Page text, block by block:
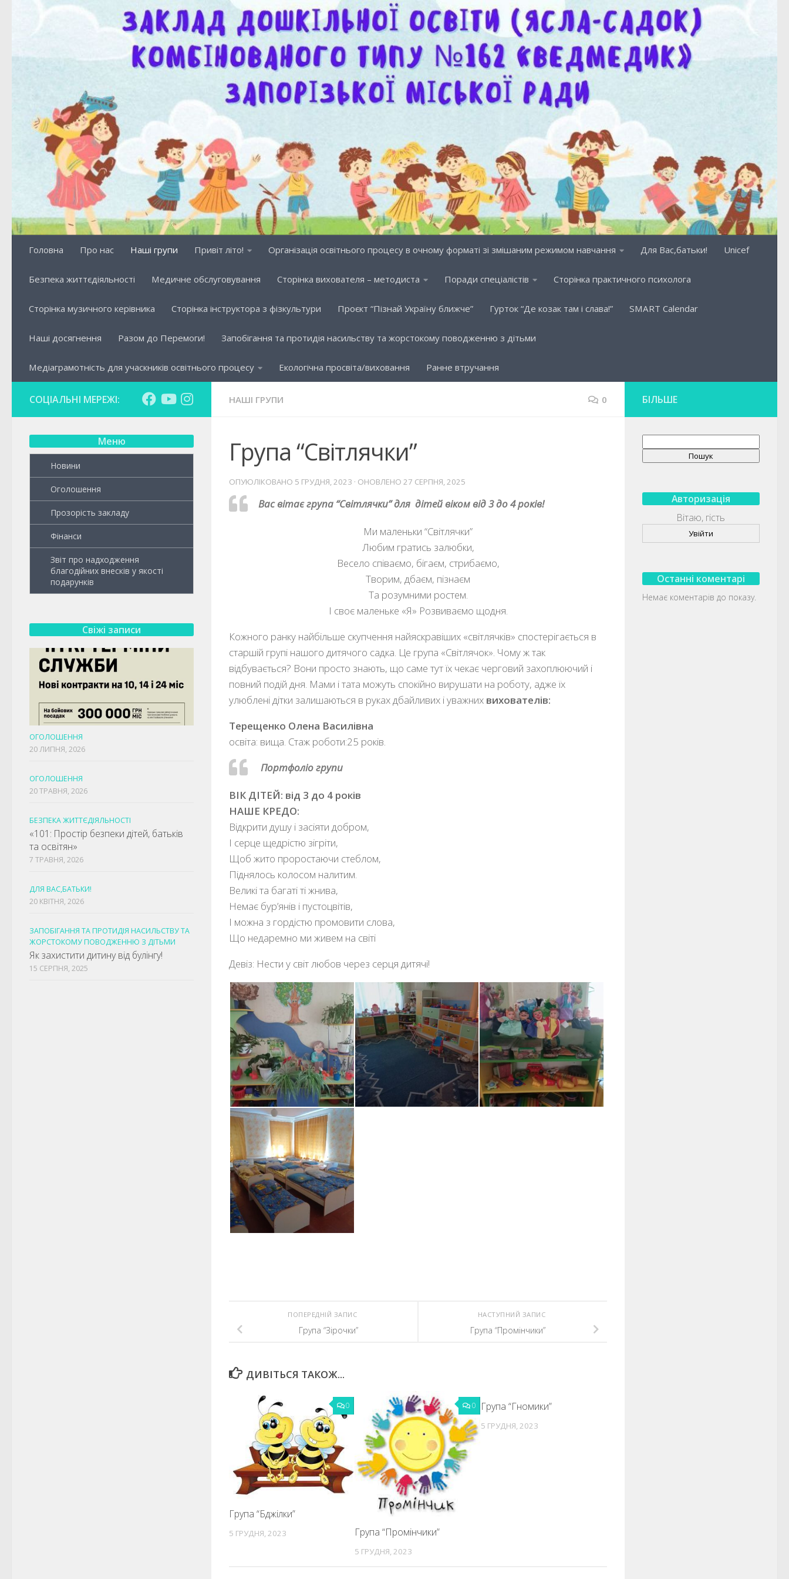
Головна Про нас Наші групи Привіт літо! Організація освітнього процесу в очному форматі зі змішаним режимом навчання Для Вас,батьки! Unicef
Безпека життєдіяльності Медичне обслуговування Сторінка вихователя – методиста Поради спеціалістів Сторінка практичного психолога
Сторінка музичного керівника Сторінка інструктора з фізкультури Проєкт “Пізнай Україну ближче” Гурток “Де козак там і слава!” SMART Сalendar
Наші досягнення Разом до Перемоги! Запобігання та протидія насильству та жорстокому поводженню з дітьми
Медіаграмотність для учаскників освітнього процесу Eкологічна просвіта/виховання Ранне втручання
НАШІ ГРУПИ 0
Група “Світлячки”
ОПУЮЛІКОВАНО 5 ГРУДНЯ, 2023 · ОНОВЛЕНО 27 СЕРПНЯ, 2025
Вас вітає група “Світлячки” для дітей віком від 3 до 4 років!
Ми маленьки “Світлячки”
Любим гратись залюбки,
Весело співаємо, бігаєм, стрибаємо,
Творим, дбаєм, пізнаєм
Та розумними ростем.
І своє маленьке «Я» Розвиваємо щодня.
Кожного ранку найбільше скупчення найяскравіших «світлячків» спостерігається в
старшій групі нашого дитячого садка. Це група «Світлячок». Чому ж так
відбувається? Вони просто знають, що саме тут їх чекає черговий захоплюючий і
повний подій дня. Мами і тата можуть спокійно вирушати на роботу, адже їх
улюблені дітки залишаються в руках дбайливих і уважних вихователів:
Терещенко Олена Василівна
освіта: вища. Стаж роботи:25 років.
Портфоліо групи
ВІК ДІТЕЙ: від 3 до 4 років
НАШЕ КРЕДО:
Відкрити душу і засіяти добром,
І серце щедрістю зігріти,
Щоб жито проростаючи стеблом,
Піднялось колосом налитим.
Великі та багаті ті жнива,
Немає бур’янів і пустоцвітів,
І можна з гордістю промовити слова,
Що недаремно ми живем на світі
Девіз: Нести у світ любов через серця дитячі!
НАСТУПНИЙ ЗАПИС
Група “Промінчики”
ПОПЕРЕДНІЙ ЗАПИС
Група “Зірочки”
ДИВІТЬСЯ ТАКОЖ...
0
Група “Бджілки”
5 ГРУДНЯ, 2023
0
Група “Промінчики”
5 ГРУДНЯ, 2023
Група “Гномики”
5 ГРУДНЯ, 2023
СОЦІАЛЬНІ МЕРЕЖІ:
Меню
Новини
Оголошення
Прозорість закладу
Фінанси
Звіт про надходження
благодійних внесків у якості
подарунків
Свіжі записи
ОГОЛОШЕННЯ
20 ЛИПНЯ, 2026
ОГОЛОШЕННЯ
20 ТРАВНЯ, 2026
БЕЗПЕКА ЖИТТЄДІЯЛЬНОСТІ
«101: Простір безпеки дітей, батьків
та освітян»
7 ТРАВНЯ, 2026
ДЛЯ ВАС,БАТЬКИ!
20 КВІТНЯ, 2026
ЗАПОБІГАННЯ ТА ПРОТИДІЯ НАСИЛЬСТВУ ТА
ЖОРСТОКОМУ ПОВОДЖЕННЮ З ДІТЬМИ
Як захистити дитину від булінгу!
15 СЕРПНЯ, 2025
БІЛЬШЕ
Пошук
Авторизація
Вітаю, гість
Увійти
Останні коментарі
Немає коментарів до показу.